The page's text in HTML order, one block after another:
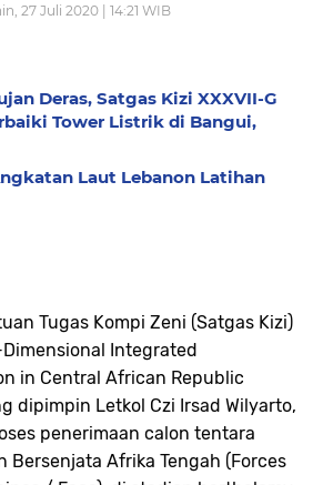
27 Juli 2020 | 14:21 WIB
Deras, Satgas Kizi XXXVII-G
Tower Listrik di Bangui,
Laut Lebanon Latihan
Tugas Kompi Zeni (Satgas Kizi)
Dimensional Integrated
in Central African Republic
dipimpin Letkol Czi Irsad Wilyarto,
penerimaan calon tentara
Bersenjata Afrika Tengah (Forces